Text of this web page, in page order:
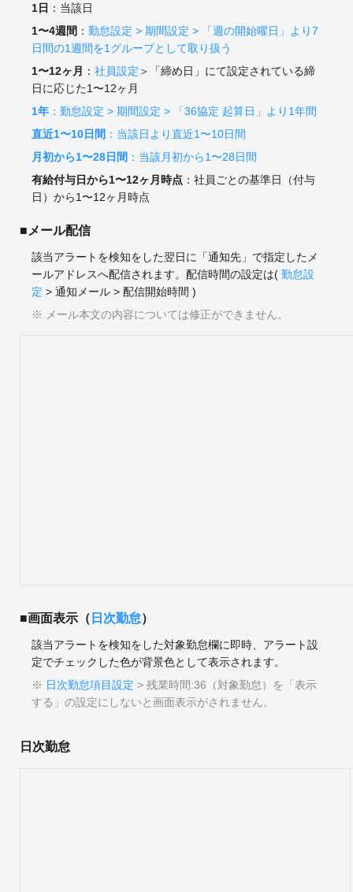
1日 ：当該日
1〜4週間 ： 勤怠設定 > 期間設定 > 「週の開始曜日」より7
日間の1週間を1グループとして取り扱う
1〜12ヶ月
： 社員設定 ＞「締め日」にて設定されている締
日に応じた1〜12ヶ月
1年 ： 勤怠設定 > 期間設定 > 「36協定 起算日」より1年間
直近1〜10日間 ：当該日より直近1〜10日間
月初から1〜28日間 ：当該月初から1〜28日間
有給付与日から1〜12ヶ月時点 ：社員ごとの基準日（付与
日）から1〜12ヶ月時点
■メール配信
該当アラートを検知をした翌日に「通知先」で指定したメ
ールアドレスへ配信されます。配信時間の設定は( 勤怠設
定 > 通知メール > 配信開始時間 )
※ メール本文の内容については修正ができません。
■画面表示（ 日次勤怠）
該当アラートを検知をした対象勤怠欄に即時、アラート設
定でチェックした色が背景色として表示されます。
※ 日次勤怠項目設定 > 残業時間:36（対象勤怠）を「表示
する」の設定にしないと画面表示がされません。
日次勤怠